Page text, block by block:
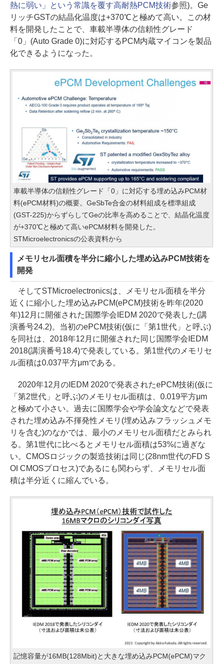
熱に弱い」という常識を覆す高耐熱PCM技術参照)。Ge
リッチGSTの結晶化温度は+370℃と極めて高い。この材
料を開発したことで、車載半導体の信頼性グレード
「0」(Auto Grade 0)に対応するPCM内蔵マイコンを製品
化できるようになった。
車載半導体の信頼性グレード「0」に対応する埋め込みPCM材
料(ePCM材料)の概要。GeSbTe合金の材料組成を標準組成
(GST-225)からずらしてGeの比率を高めることで、結晶化温度
が+370℃と極めて高いePCM材料を開発した。
STMicroelectronicsの公表資料から
メモリセル面積を半分に縮小した埋め込みPCM技術を
開発
そしてSTMicroelectronicsは、メモリセル面積を半分
近くに縮小した埋め込みPCM(ePCM)技術を昨年(2020
年)12月に開催された国際学会IEDM 2020で発表した(講
演番号24.2)。当初のePCM技術(仮に「第1世代」と呼ぶ)
を同社は、2018年12月に開催された同じ国際学会IEDM
2018(講演番号18.4)で発表している。第1世代のメモリセ
ル面積は0.037平方μmである。
2020年12月のIEDM 2020で発表されたePCM技術(仮に
「第2世代」と呼ぶ)のメモリセル面積は、0.019平方μm
と極めて小さい。過去に国際学会や学会論文などで発表
された埋め込み不揮発性メモリ(埋め込みフラッシュメモ
リを含む)のなかでは、最小のメモリセル面積だとみられ
る。第1世代に比べるとメモリセル面積は53%に過ぎな
い。CMOSロジックの製造技術は同じ(28nm世代のFD S
OI CMOSプロセス)であるにも関わらず、メモリセル面
積は半分近くに縮んでいる。
記憶容量が16MB(128Mbit)と大きな埋め込みPCM(ePCM)マク